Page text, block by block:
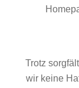
Trotz
wir keine